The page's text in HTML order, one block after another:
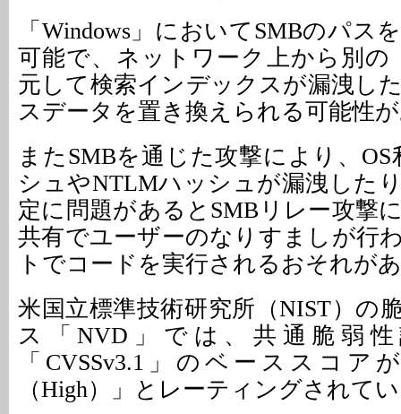
「Windows」においてSMBのパス
可能で、ネットワーク上から別の
元して検索インデックスが漏洩し
スデータを置き換えられる可能性
またSMBを通じた攻撃により、
シュやNTLMハッシュが漏洩した
定に問題があるとSMBリレー攻撃
共有でユーザーのなりすましが行
トでコードを実行されるおそれが
米国立標準技術研究所（NIST）の
ス「NVD」では、共通脆弱
「CVSSv3.1」のベーススコア
（High）」とレーティングされて